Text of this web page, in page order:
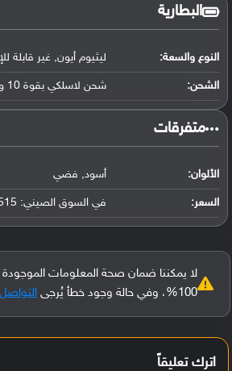
البطارية
النوع والسعة: ليثيوم أيون, غير قابلة
الشحن: شحن لاسلكي بقوة 10 واط
‏متفرقات‏
الألوان: أسود, فضي
السعر: في السوق الصيني: 515 دولارًا أمريكيًا
لا يمكننا ضمان صحة المعلومات
100%، وفي حالة وجود خطأ يُرجى
اترك تعليقاً